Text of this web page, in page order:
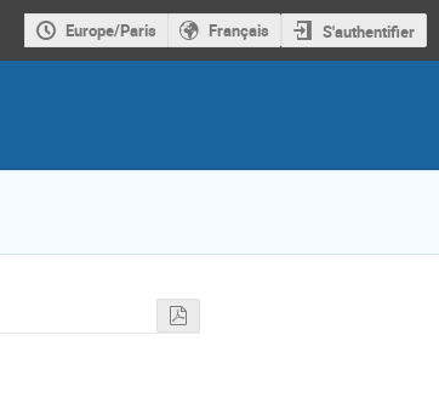
Europe/Paris Français S'authentifier